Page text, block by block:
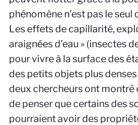
phénomène n’est pas le
Les effets de capillarité,
araignées d’eau » (insectes
pour vivre à la surface des
des petits objets plus
deux chercheurs ont montré
de penser que certains des
pourraient avoir des